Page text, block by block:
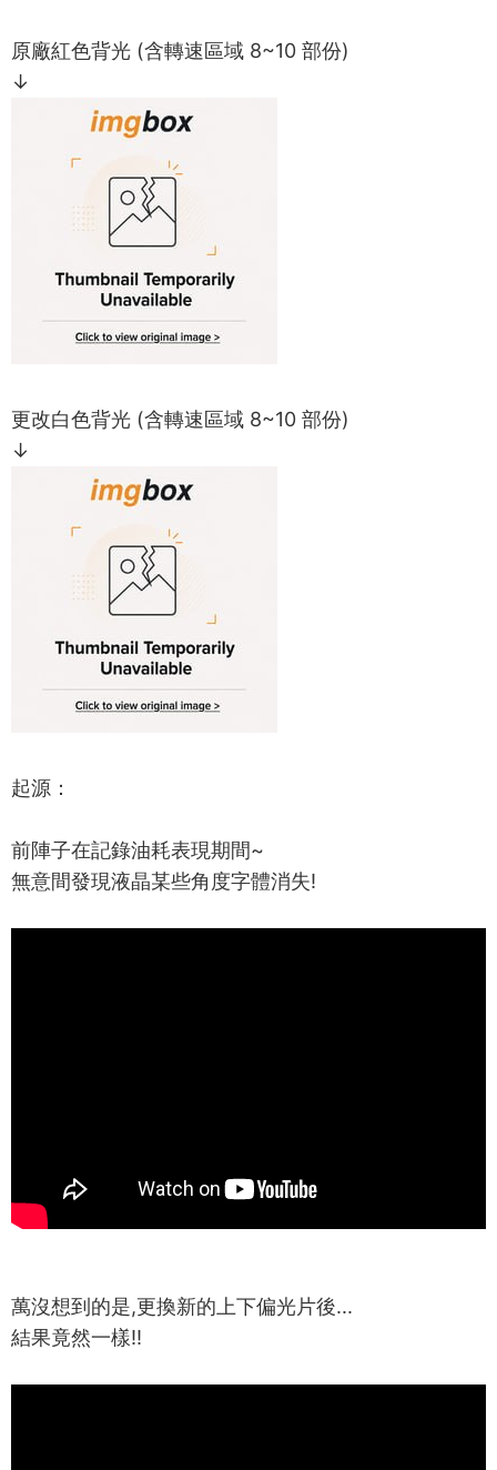
原廠紅色背光 (含轉速區域 8~10 部份)
↓
更改白色背光 (含轉速區域 8~10 部份)
↓
起源：
前陣子在記錄油耗表現期間~
無意間發現液晶某些角度字體消失!
萬沒想到的是,更換新的上下偏光片後...
結果竟然一樣!!